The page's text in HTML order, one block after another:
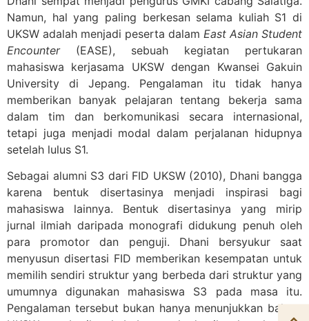
Namun, hal yang paling berkesan selama kuliah S1 di
UKSW adalah menjadi peserta dalam East Asian Student
Encounter(EASE), sebuah kegiatan pertukaran
mahasiswa kerjasama UKSW dengan Kwansei Gakuin
University di Jepang. Pengalaman itu tidak hanya
memberikan banyak pelajaran tentang bekerja sama
dalam tim dan berkomunikasi secara internasional,
tetapi juga menjadi modal dalam perjalanan hidupnya
setelah lulus S1.
Sebagai alumni S3 dari FID UKSW (2010), Dhani bangga
karena bentuk disertasinya menjadi inspirasi bagi
mahasiswa lainnya. Bentuk disertasinya yang mirip
jurnal ilmiah daripada monografi didukung penuh oleh
para promotor dan penguji. Dhani bersyukur saat
menyusun disertasi FID memberikan kesempatan untuk
memilih sendiri struktur yang berbeda dari struktur yang
umumnya digunakan mahasiswa S3 pada masa itu.
Pengalaman tersebut bukan hanya menunjukkan bahwa